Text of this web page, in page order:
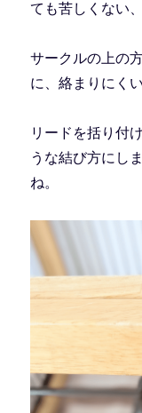
ても苦しくない
サークルの上の
に、絡まりにくい
リードを括り付
うな結び方にし
ね。